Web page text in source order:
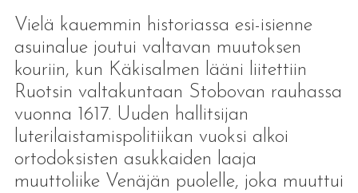
Vielä kauemmin historiassa esi-isienne
asuinalue joutui valtavan muutoksen
kouriin, kun Käkisalmen lääni liitettiin
Ruotsin valtakuntaan Stobovan rauhassa
vuonna 1617. Uuden hallitsijan
luterilaistamispolitiikan vuoksi alkoi
ortodoksisten asukkaiden laaja
muuttoliike Venäjän puolelle, joka muuttui